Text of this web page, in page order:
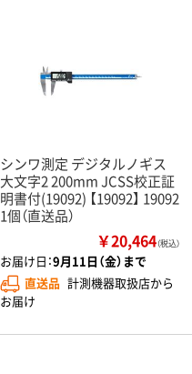
シンワ測定 デジタルノギス
大文字2 200mm JCSS校正証
明書付(19092) 【19092】 19092
1個（直送品）
￥20,464（税込）
お届け日：9月11日（金）まで
直送品 計測機器取扱店から
お届け